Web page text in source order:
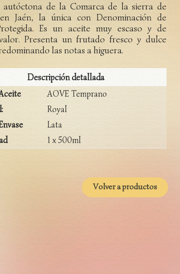
autóctona de la Comarca de la sierra de
Jaén, la única con Denominación de
Es un aceite muy escaso y de
Presenta un frutado fresco y dulce
las notas a higuera.
Descripción detallada
AOVE Temprano
Royal
Lata
1 x 500ml
Volver a productos